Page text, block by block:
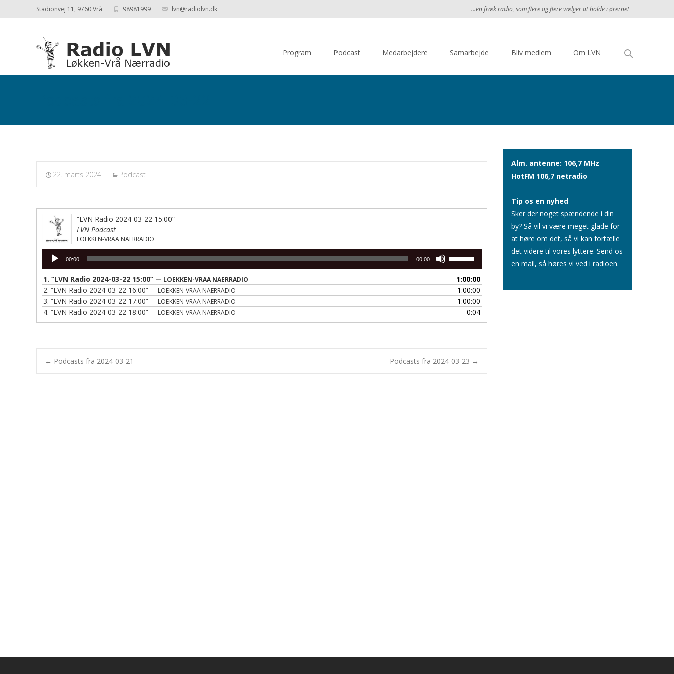
Stadionvej 11, 9760 Vrå 98981999 lvn@radiolvn.dk ...en fræk radio, som flere og flere vælger at holde i ørerne!
Program Podcast Medarbejdere Samarbejde Bliv medlem Om LVN
Søg
efter:
22. marts 2024 Podcast
“LVN Radio 2024-03-22 15:00”
LVN Podcast
LOEKKEN-VRAA NAERRADIO
Lydafspiller
00:00 00:00
for
at
skrue
for
lyden.
1. “LVN Radio 2024-03-22 15:00” — LOEKKEN-VRAA NAERRADIO
1:00:00
2. “LVN Radio 2024-03-22 16:00” — LOEKKEN-VRAA NAERRADIO
1:00:00
3. “LVN Radio 2024-03-22 17:00” — LOEKKEN-VRAA NAERRADIO
1:00:00
4. “LVN Radio 2024-03-22 18:00” — LOEKKEN-VRAA NAERRADIO 0:04
Post
← Podcasts fra 2024-03-21 Podcasts fra 2024-03-23 →
Alm. antenne: 106,7 MHz
HotFM 106,7 netradio
Tip os en nyhed
Sker der noget spændende i din
by? Så vil vi være meget glade for
at høre om det, så vi kan fortælle
det videre til vores lyttere. Send os
en mail, så høres vi ved i radioen.